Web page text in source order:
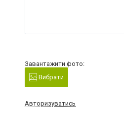
Завантажити фото:
Вибрати
Авторизуватись